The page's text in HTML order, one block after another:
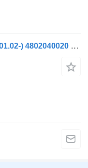
Modulateur EBS WABCO stralis (01.02-) 4802040020 pour camion IVECO Stralis, Trakker (2002-)